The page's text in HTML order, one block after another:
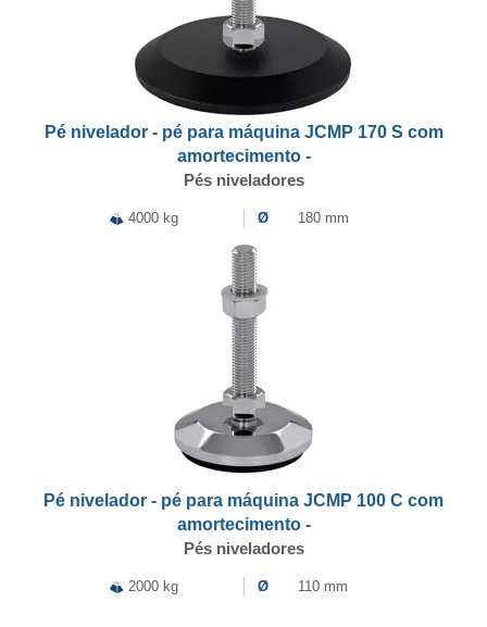
Pé nivelador - pé para máquina JCMP 170 S com
amortecimento -
Pés niveladores
4000 kg Ø 180 mm
Pé nivelador - pé para máquina JCMP 100 C com
amortecimento -
Pés niveladores
2000 kg Ø 110 mm